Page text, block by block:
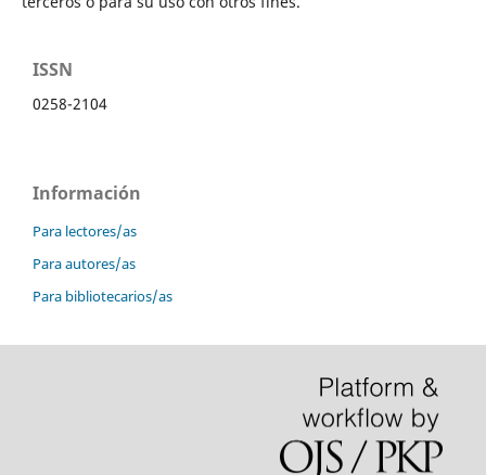
ISSN
0258-2104
Información
Para lectores/as
Para autores/as
Para bibliotecarios/as